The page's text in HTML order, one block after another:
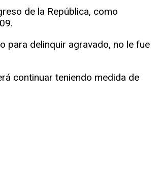
de la República, como
para delinquir agravado, no le fue
continuar teniendo medida de